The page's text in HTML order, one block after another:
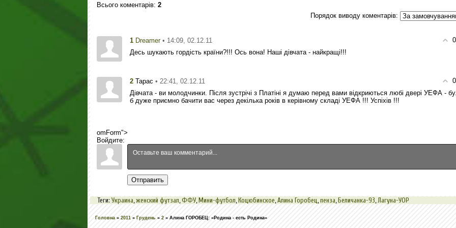
Всього коментарів: 2
Порядок виводу коментарів:
0
1 Dreamer • 14:09, 02.12.11
Десь шукають гордість країни?!!! Ось вона! Наші дівчата - найкращі!!!
0
2 Тарас • 22:41, 02.12.11
Дівчата - ви молодчинки. Після зустрічі з Платіні я думаю перед вами відкриються любі двері УЕФА -
б дуже приємно бачити вас через декілька років в керівному складі УЕФА !!! Успіхів !!!
omForm">
Войдите:
Отправить
Теги: Украина,женский футзал,ФФУ, Мини-футбол, Коцюбинское,Алина Горобец,пенза, Беличанка-93,Лагуна-УОР
Головна» 2011 » Грудень » 2 » Алина ГОРОБЕЦ: «Родина - есть Родина»